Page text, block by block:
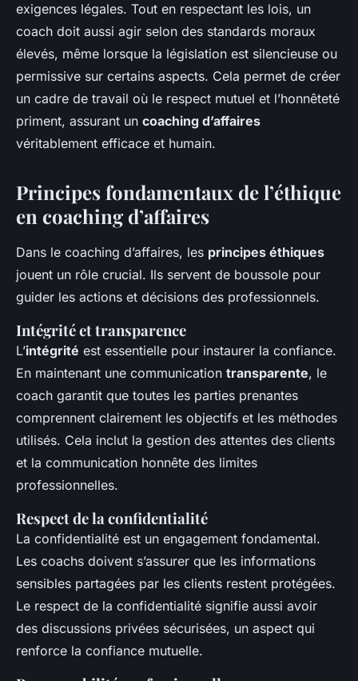
exigences légales. Tout en respectant les lois, un
coach doit aussi agir selon des standards moraux
élevés, même lorsque la législation est silencieuse ou
permissive sur certains aspects. Cela permet de créer
un cadre de travail où le respect mutuel et l’honnêteté
priment, assurant un coaching d’affaires
véritablement efficace et humain.
Principes fondamentaux de l’éthique
en coaching d’affaires
Dans le coaching d’affaires, les principes éthiques
jouent un rôle crucial. Ils servent de boussole pour
guider les actions et décisions des professionnels.
Intégrité et transparence
L’intégrité est essentielle pour instaurer la confiance.
En maintenant une communication transparente, le
coach garantit que toutes les parties prenantes
comprennent clairement les objectifs et les méthodes
utilisés. Cela inclut la gestion des attentes des clients
et la communication honnête des limites
professionnelles.
Respect de la confidentialité
La confidentialité est un engagement fondamental.
Les coachs doivent s’assurer que les informations
sensibles partagées par les clients restent protégées.
Le respect de la confidentialité signifie aussi avoir
des discussions privées sécurisées, un aspect qui
renforce la confiance mutuelle.